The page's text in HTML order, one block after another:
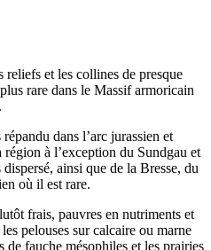
reliefs et les collines de presque
rare dans le Massif armoricain
dans l’arc jurassien et
région à l’exception du Sundgau et
ainsi que de la Bresse, du
où il est rare.
frais, pauvres en nutriments et
pelouses sur calcaire ou marne
de fauche mésophiles et les prairies